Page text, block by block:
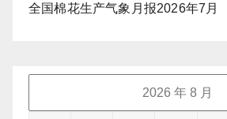
全国棉花生产气象月报2026年7月
2026 年 8 月